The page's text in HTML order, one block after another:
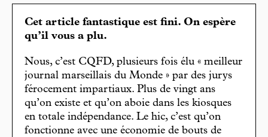
Cet article fantastique est fini. On espère
qu’il vous a plu.
Nous, c’est CQFD, plusieurs fois élu « meilleur
journal marseillais du Monde » par des jurys
férocement impartiaux. Plus de vingt ans
qu’on existe et qu’on aboie dans les kiosques
en totale indépendance. Le hic, c’est qu’on
fonctionne avec une économie de bouts de